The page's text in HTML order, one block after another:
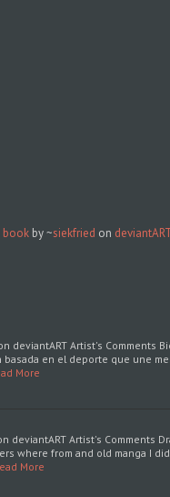
book by ~siekfried on deviant
deviantART Artist's Comments
en el deporte que une
More
deviantART Artist's Comments
where from and old manga I
More